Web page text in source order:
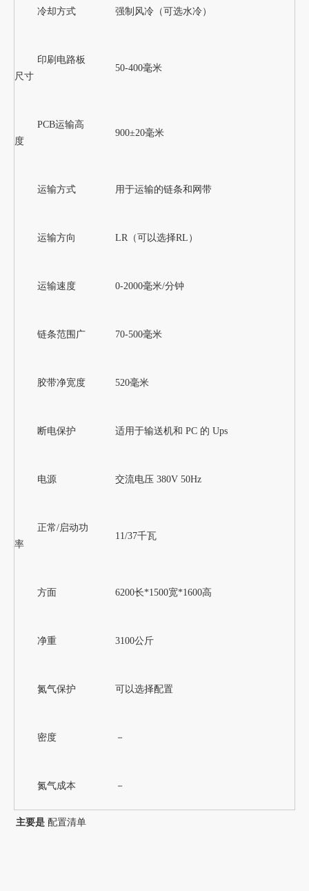
冷却方式 强制风冷（可选水冷）
印刷电路板
尺寸
50-400毫米
PCB运输高
度
900±20毫米
运输方式 用于运输的链条和网带
运输方向 LR（可以选择RL）
运输速度 0-2000毫米/分钟
链条范围广 70-500毫米
胶带净宽度 520毫米
断电保护 适用于输送机和 PC 的 Ups
电源 交流电压 380V 50Hz
正常/启动功
率
11/37千瓦
方面 6200长*1500宽*1600高
净重 3100公斤
氮气保护 可以选择配置
密度 －
氮气成本 －
主要是 配置清单